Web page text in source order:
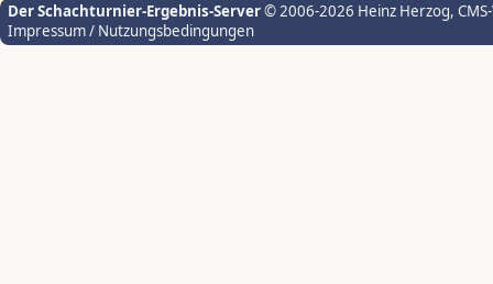
Der Schachturnier-Ergebnis-Server© 2006-2026 Heinz Herzog,
Impressum / Nutzungsbedingungen